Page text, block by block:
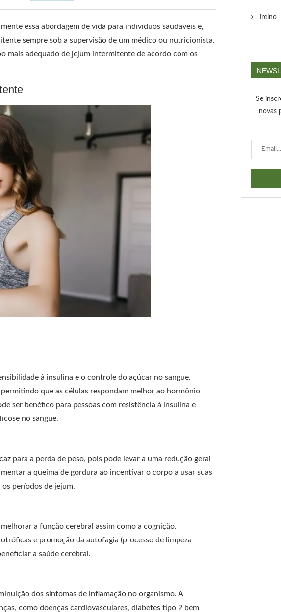
essa abordagem de vida para indivíduos saudáveis ​​e,
sempre sob a supervisão de um médico ou nutricionista.
mais adequado de jejum intermitente de acordo com os
à insulina e o controle do açúcar no sangue.
que as células respondam melhor ao hormônio
ser benéfico para pessoas com resistência à insulina e
no sangue.
para a perda de peso, pois pode levar a uma redução geral
a queima de gordura ao incentivar o corpo a usar suas
períodos de jejum.
a função cerebral assim como a cognição.
e promoção da autofagia (processo de limpeza
a saúde cerebral.
dos sintomas de inflamação no organismo. A
como doenças cardiovasculares, diabetes tipo 2 bem
Treino
Se
novas